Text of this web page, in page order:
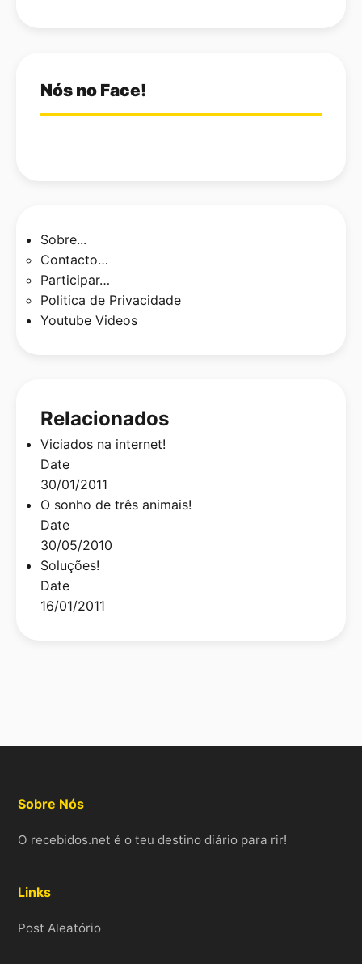
Nós no Face!
Sobre...
Contacto…
Participar…
Politica de Privacidade
Youtube Videos
Relacionados
Viciados na internet!
Date
30/01/2011
O sonho de três animais!
Date
30/05/2010
Soluções!
Date
16/01/2011
Sobre Nós
O recebidos.net é o teu destino diário para rir!
Links
Post Aleatório